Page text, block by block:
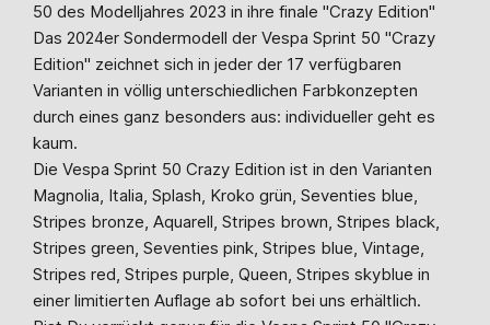
50 des Modelljahres 2023 in ihre finale "Crazy Edition"
Das 2024er Sondermodell der Vespa Sprint 50 "Crazy
Edition" zeichnet sich in jeder der 17 verfügbaren
Varianten in völlig unterschiedlichen Farbkonzepten
durch eines ganz besonders aus: individueller geht es
kaum.
Die Vespa Sprint 50 Crazy Edition ist in den Varianten
Magnolia, Italia, Splash, Kroko grün, Seventies blue,
Stripes bronze, Aquarell, Stripes brown, Stripes black,
Stripes green, Seventies pink, Stripes blue, Vintage,
Stripes red, Stripes purple, Queen, Stripes skyblue in
einer limitierten Auflage ab sofort bei uns erhältlich.